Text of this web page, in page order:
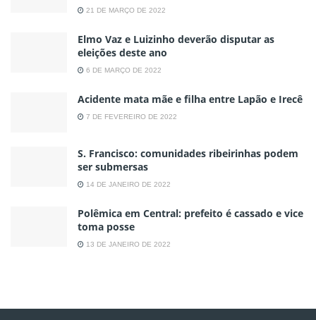
21 DE MARÇO DE 2022
Elmo Vaz e Luizinho deverão disputar as
eleições deste ano
6 DE MARÇO DE 2022
Acidente mata mãe e filha entre Lapão e Irecê
7 DE FEVEREIRO DE 2022
S. Francisco: comunidades ribeirinhas podem
ser submersas
14 DE JANEIRO DE 2022
Polêmica em Central: prefeito é cassado e vice
toma posse
13 DE JANEIRO DE 2022